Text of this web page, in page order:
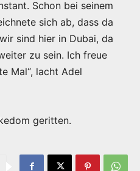
Schon bei seinem
sich ab, dass da
sind hier in Dubai, da
zu sein. Ich freue
Mal“, lacht Adel
geritten.